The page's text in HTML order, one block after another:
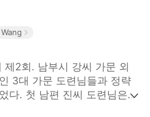
3대 가문 도련님들과 정략
다. 첫 남편 진씨 도련님은